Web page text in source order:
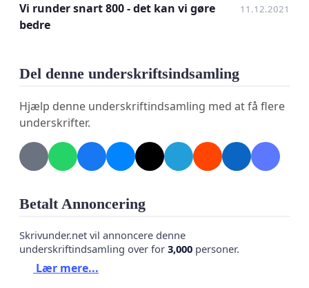
SF, Lokallisten Ny Egedal, Radikale Venstre og Helle
har under valgkampen gået til
valg på mindre og nære skoler og støtte til de
frivillige foreninger, mens de
Folkeparti vil arbejde for bedre vilkår for idrætten
og de frivillige foreninger. Lad begge partier vise, at
Allepartier i konstitueringen
borgerinddragelsen og lytte til borgerne! Lad dem
vise, at de mener det.
Vi runder snart 800 - det kan vi gøre
bedre
11.12.2021
Del denne underskriftsindsamling
Hjælp denne underskriftindsamling med at få flere
underskrifter.
Betalt Annoncering
Skrivunder.net vil annoncere denne
underskriftindsamling over for 3,000 personer.
Lær mere...